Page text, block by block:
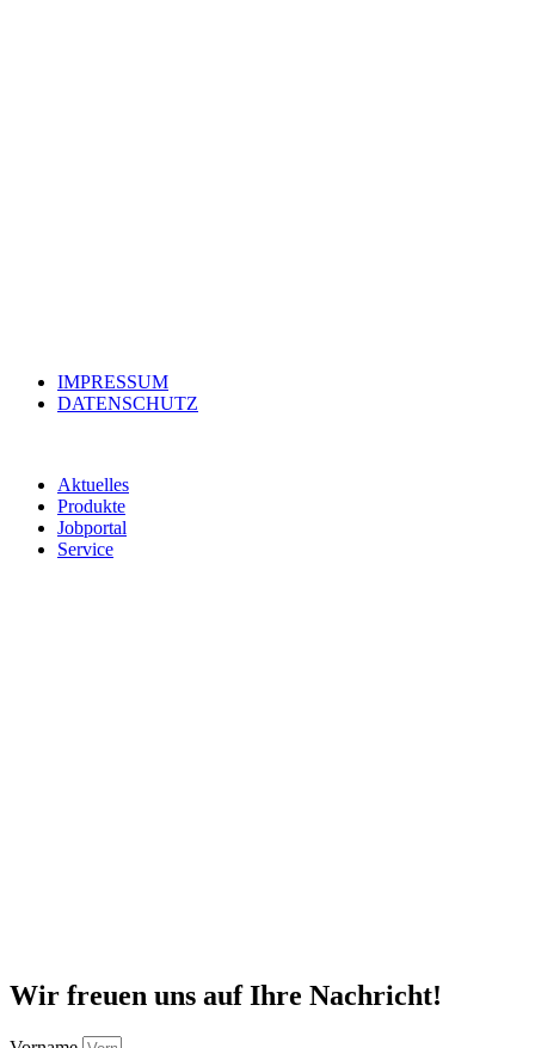
IMPRESSUM
DATENSCHUTZ
Aktuelles
Produkte
Jobportal
Service
Wir freuen uns auf Ihre Nachricht!